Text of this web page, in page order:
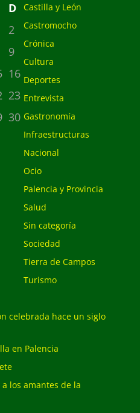
D
2
9
16
23
30
Castilla y León
Castromocho
Crónica
Cultura
Deportes
Entrevista
Gastronomía
Infraestructuras
Nacional
Ocio
Palencia y Provincia
Salud
Sin categoría
Sociedad
Tierra de Campos
Turismo
celebrada hace un siglo
en Palencia
los amantes de la